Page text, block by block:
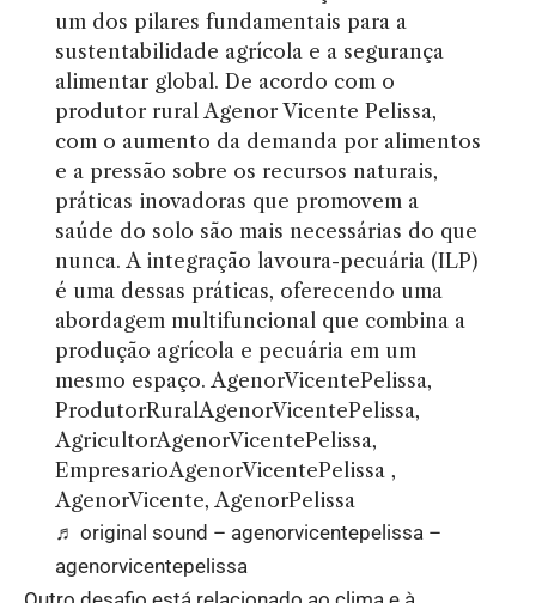
um dos pilares fundamentais para a
sustentabilidade agrícola e a segurança
alimentar global. De acordo com o
produtor rural Agenor Vicente Pelissa,
com o aumento da demanda por alimentos
e a pressão sobre os recursos naturais,
práticas inovadoras que promovem a
saúde do solo são mais necessárias do que
nunca. A integração lavoura-pecuária (ILP)
é uma dessas práticas, oferecendo uma
abordagem multifuncional que combina a
produção agrícola e pecuária em um
mesmo espaço. AgenorVicentePelissa,
ProdutorRuralAgenorVicentePelissa,
AgricultorAgenorVicentePelissa,
EmpresarioAgenorVicentePelissa ,
AgenorVicente, AgenorPelissa
♬ original sound – agenorvicentepelissa –
agenorvicentepelissa